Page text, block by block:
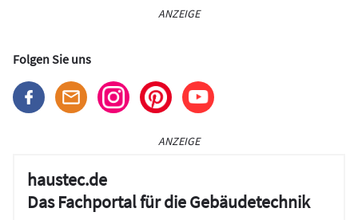
ANZEIGE
Folgen Sie uns
ANZEIGE
haustec.de
Das Fachportal für die Gebäudetechnik